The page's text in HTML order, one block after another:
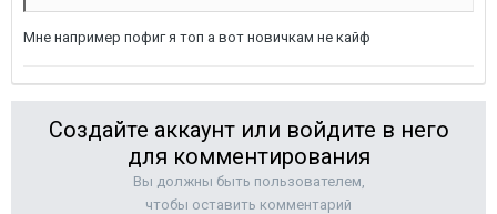
Мне например пофиг я топ а вот новичкам не кайф
Создайте аккаунт или войдите в него
для комментирования
Вы должны быть пользователем,
чтобы оставить комментарий